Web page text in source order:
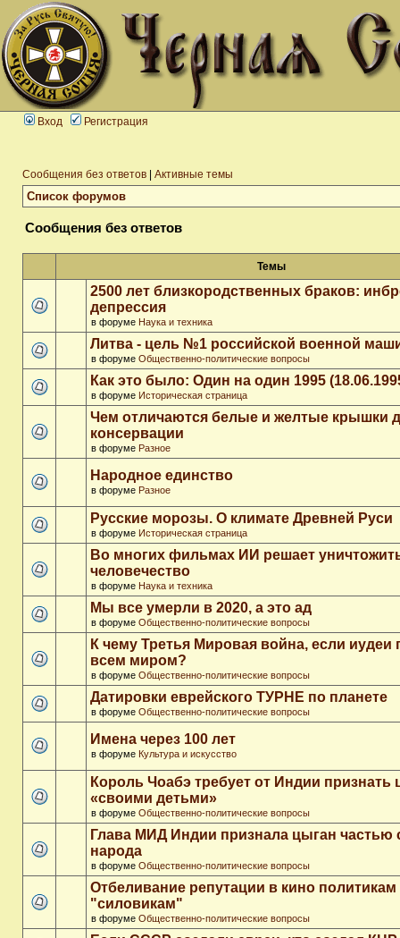
Вход Регистрация
Сообщения без ответов Активные темы
Список форумов
Сообщения без ответов
Темы
2500 лет близкородственных браков:
депрессия
в форуме Наука и техника
Литва - цель №1 российской военной
в форуме Общественно-политические вопросы
Как это было: Один на один 1995
в форуме Историческая страница
Чем отличаются белые и желтые крышки
консервации
в форуме Разное
Народное единство
в форуме Разное
Русские морозы. О климате Древней Руси
в форуме Историческая страница
Во многих фильмах ИИ решает
человечество
в форуме Наука и техника
Мы все умерли в 2020, а это ад
в форуме Общественно-политические вопросы
К чему Третья Мировая война, если иудеи
всем миром?
в форуме Общественно-политические вопросы
Датировки еврейского ТУРНЕ по планете
в форуме Общественно-политические вопросы
Имена через 100 лет
в форуме Культура и искусство
Король Чоабэ требует от Индии признать
«своими детьми»
в форуме Общественно-политические вопросы
Глава МИД Индии признала цыган частью
народа
в форуме Общественно-политические вопросы
Отбеливание репутации в кино политикам
"силовикам"
в форуме Общественно-политические вопросы